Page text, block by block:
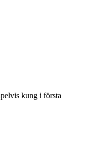
kung i första